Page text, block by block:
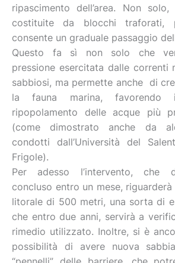
ripascimento dell’area. Non
costituite da blocchi traforati,
consente un graduale passaggio
Questo fa sì non solo che
pressione esercitata dalle correnti
sabbiosi, ma permette anche di
la fauna marina,
ripopolamento delle acque più
(come dimostrato anche da
condotti dall’Università del
Frigole).
Per adesso l’intervento, che
concluso entro un mese,
litorale di 500 metri, una sorta di
che entro due anni, servirà a
rimedio utilizzato. Inoltre, si è
possibilità di avere nuova